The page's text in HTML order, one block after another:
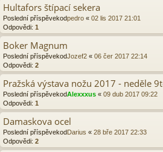
Hultafors štípací sekera
Poslední příspěvekodpedro « 02 lis 2017 21:01
Odpovědi: 1
Boker Magnum
Poslední příspěvekodJozef2 « 06 čer 2017 22:14
Odpovědi: 2
Pražská výstava nožu 2017 - neděle
Poslední příspěvekodAlexxxus « 09 dub 2017 09:22
Odpovědi: 1
Damaskova ocel
Poslední příspěvekodDarius « 28 bře 2017 22:33
Odpovědi: 2